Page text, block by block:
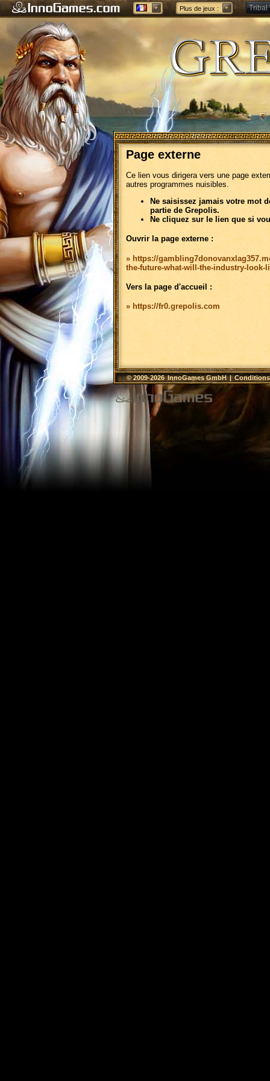
Plus de jeux : Tribal
Page externe
Ce lien vous dirigera vers une page
autres programmes nuisibles.
Ne saisissez jamais votre mot
partie de Grepolis.
Ne cliquez sur le lien que si
Ouvrir la page externe :
» https://
the-future-what-will-the-industry-look-
Vers la page d'accueil :
» https://fr0.grepolis.com
© 2009-2026InnoGames GmbH|